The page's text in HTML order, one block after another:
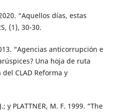
2020. “Aquellos días, estas
(1), 30-30.
“Agencias anticorrupción e
Una hoja de ruta
CLAD Reforma y
y PLATTNER, M. F. 1999. “The